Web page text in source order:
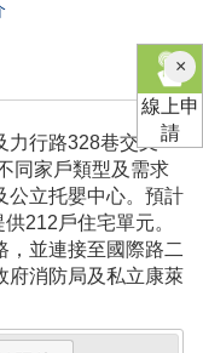
力行路328巷交叉
同家戶類型及需求
公立托嬰中心。預計
212戶住宅單元。
，並連接至國際路二
府消防局及私立康萊
×關
閉
線上申
請